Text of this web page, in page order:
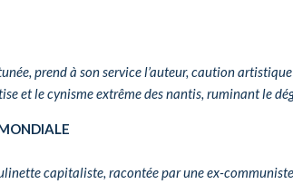
prend à son service l’auteur, caution
et le cynisme extrême des nantis, ruminant le
capitaliste, racontée par une ex-